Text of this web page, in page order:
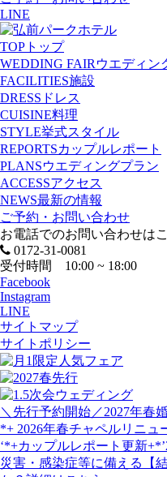
LINE
TOP トップ
WEDDING FAIR ウエディン
FACILITIES施設
DRESS ドレス
CUISINE料理
STYLE挙式スタイル
REPORTSカップルレポート
PLANSウエディングプラン
ACCESSアクセス
NEWS最新の情報
ご予約・お問い合わせ
お電話でのお問い合わせは
0172-31-0081
受付時間 10:00 ~ 18:00
Facebook
Instagram
LINE
サイトマップ
サイトポリシー
＼先行予約開始／2027年春
*+ 2026年春チャペルリニュ
‘*+カップルレポート更新
災害・感染症等に備える【